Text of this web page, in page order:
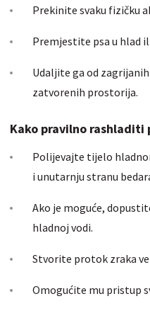
Prekinite svaku fizičku
Premjestite psa u hlad
Udaljite ga od
zatvorenih prostorija.
Kako pravilno rashladiti
Polijevajte tijelo
i unutarnju stranu
Ako je moguće,
hladnoj vodi.
Stvorite protok zraka
Omogućite mu pristup